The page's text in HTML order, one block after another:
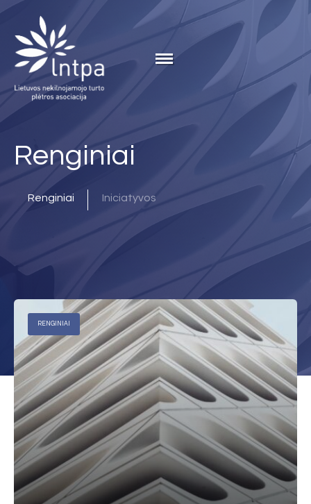
Renginiai
Renginiai Iniciatyvos
RENGINIAI